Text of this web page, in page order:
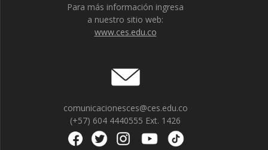
Para más información ingresa
a nuestro sitio web:
www.ces.edu.co
comunicacionesces@ces.edu.co
(+57) 604 4440555 Ext. 1426